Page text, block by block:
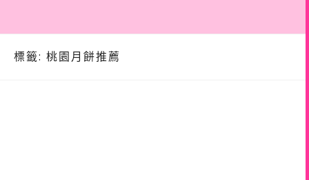
標籤: 桃園月餅推薦